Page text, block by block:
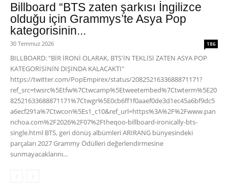
Billboard “BTS zaten şarkısı İngilizce
olduğu için Grammys’te Asya Pop
kategorisinin...
30 Temmuz 2026 186
BILLBOARD: "BİR İRONİ OLARAK, BTS'İN TEKLİSİ ZATEN ASYA POP
KATEGORİSİNİN DIŞINDA KALACAKTI"
https://twitter.com/PopEmpirex/status/2082521633688871171?
ref_src=twsrc%5Etfw%7Ctwcamp%5Etweetembed%7Ctwterm%5E20
82521633688871171%7Ctwgr%5E0cb6ff1f0aaef0de3d1ec45a6bf9dc5
a6ecf291a%7Ctwcon%5Es1_c10&ref_url=https%3A%2F%2Fwww.pan
nchoa.com%2F2026%2F07%2Ftheqoo-billboard-ironically-bts-
single.html BTS, geri dönüş albümleri ARIRANG bünyesindeki
parçaları 2027 Grammy Ödülleri değerlendirmesine
sunmayacaklarını...